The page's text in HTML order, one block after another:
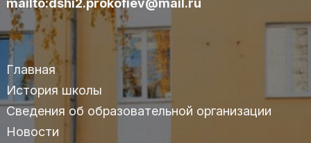
mailto:dshi2.prokofiev@mail.ru
Главная
История школы
Сведения об образовательной организации
Новости